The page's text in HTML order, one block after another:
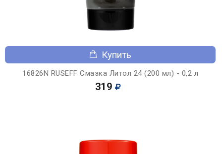
Купить
16826N RUSEFF Смазка Литол 24 (200 мл) - 0,2 л
319